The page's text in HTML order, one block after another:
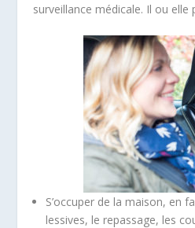
surveillance médicale. Il ou elle
S’occuper de la maison, en
lessives, le repassage, les